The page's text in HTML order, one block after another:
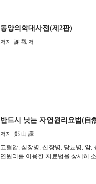
동양의학대사전(제2판)
저자 謝 觀 저
반드시 낫는 자연원리요법(自
저자 鄭 山 譯
고혈압, 심장병, 신장병, 당뇨병, 암,
연원리를 이용한 치료법을 상세히